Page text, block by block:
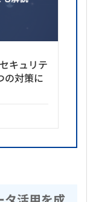
キュリテ
の対策に